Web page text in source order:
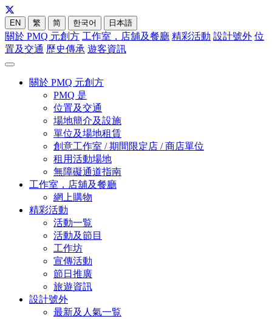
EN 繁 简 한국어 日本語
關於 PMQ 元創方 工作室，店舖及餐廳 精彩活動 設計號外 位
置及交通 歷史傳承 遊客資訊
關於 PMQ 元創方
PMQ 是
位置及交通
場地簡介及設施
單位及場地租賃
創意工作室 / 期間限定店 / 商店單位
租用活動場地
無障礙通道指南
工作室，店舖及餐廳
網上購物
精彩活動
活動一覧
活動及節目
工作坊
宣傳活動
節日推廣
旅遊資訊
設計號外
最新及人氣一覧